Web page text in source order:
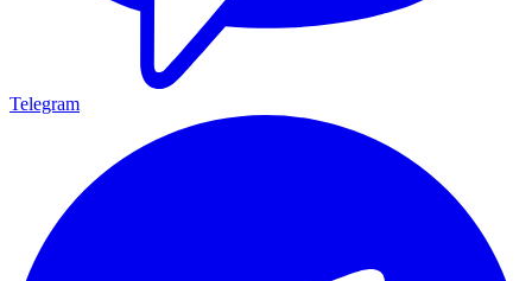
Telegram